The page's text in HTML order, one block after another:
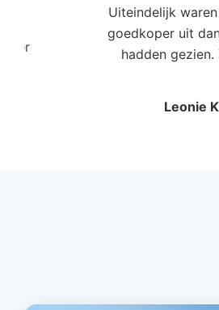
Uiteindelijk
goedkoper uit
hadden gezien.
Leonie